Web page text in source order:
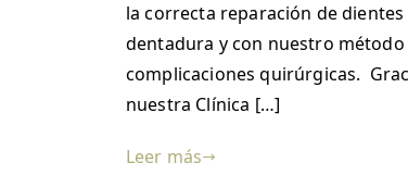
la correcta reparación de
dentadura y con nuestro
complicaciones quirúrgicas.
nuestra Clínica […]
Leer más